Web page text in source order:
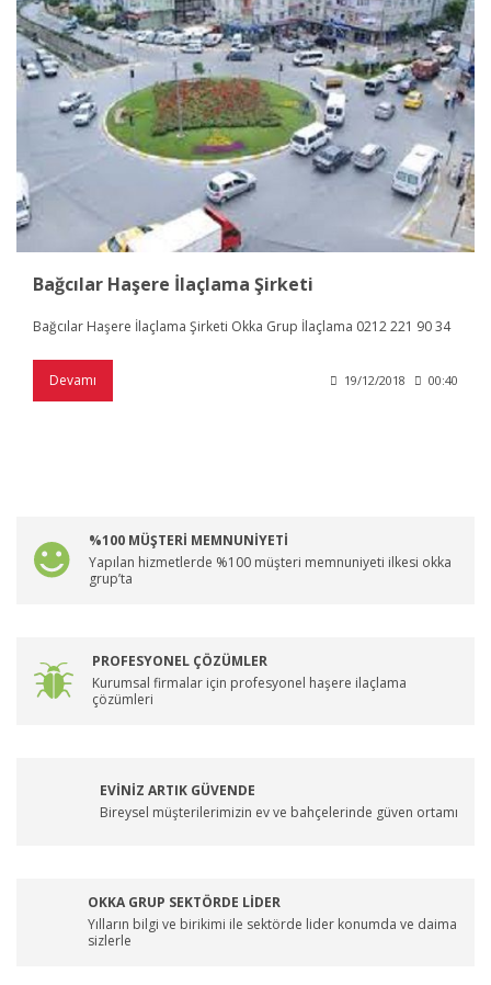
Bağcılar Haşere İlaçlama Şirketi
Bağcılar Haşere İlaçlama Şirketi Okka Grup İlaçlama 0212 221 90 34
Devamı 19/12/2018 00:40
%100 MÜŞTERİ MEMNUNİYETİ
Yapılan hizmetlerde %100 müşteri memnuniyeti ilkesi okka
grup’ta
PROFESYONEL ÇÖZÜMLER
Kurumsal firmalar için profesyonel haşere ilaçlama
çözümleri
EVİNİZ ARTIK GÜVENDE
Bireysel müşterilerimizin ev ve bahçelerinde güven ortamı
OKKA GRUP SEKTÖRDE LİDER
Yılların bilgi ve birikimi ile sektörde lider konumda ve daima
sizlerle